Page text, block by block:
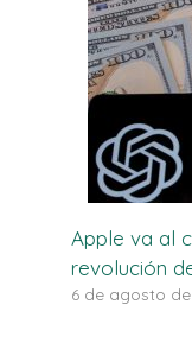
Apple va al
revolución
6 de agosto